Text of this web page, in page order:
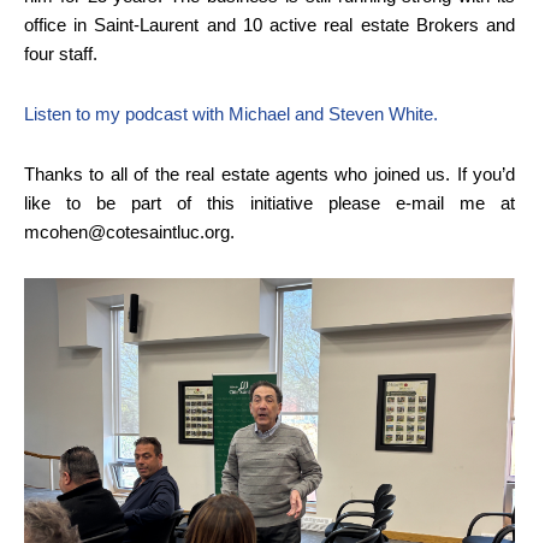
office in Saint-Laurent and 10 active real estate Brokers and
four staff.
Listen to my podcast with Michael and Steven White.
Thanks to all of the real estate agents who joined us. If you’d
like to be part of this initiative please e-mail me at
mcohen@cotesaintluc.org.